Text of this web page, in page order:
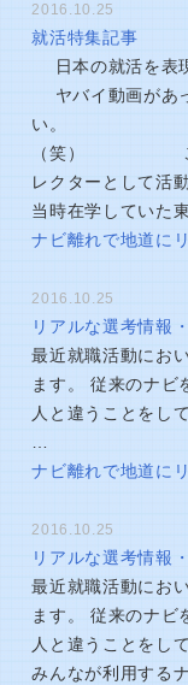
2016.10.25
就活特集記事
日本の就活を表
ヤバイ動画が
い。 いや
（笑） このア
レクターとして活
当時在学していた
ナビ離れで地道に
2016.10.25
リアルな選考情報
最近就職活動にお
ます。 従来のナビ
人と違うことをし
…
ナビ離れで地道に
2016.10.25
リアルな選考情報
最近就職活動にお
ます。 従来のナビ
人と違うことをし
みんなが利用する